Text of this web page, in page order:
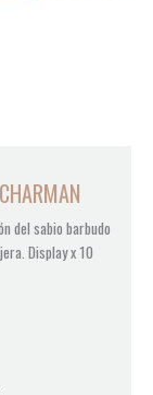
del sabio barbudo
Display x 10